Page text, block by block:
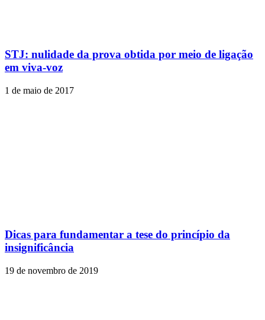
STJ: nulidade da prova obtida por meio de ligação
em viva-voz
1 de maio de 2017
Dicas para fundamentar a tese do princípio da
insignificância
19 de novembro de 2019